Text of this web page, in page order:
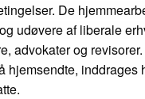
De
udøvere af liberale
advokater og
hjemsendte, inddrages